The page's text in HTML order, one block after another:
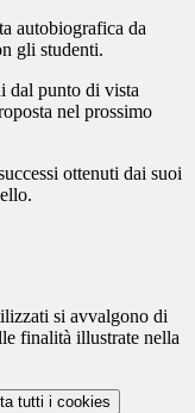
autobiografica da
gli studenti.
dal punto di vista
nel prossimo
ottenuti dai suoi
si avvalgono di
finalità illustrate nella
tutti i cookies